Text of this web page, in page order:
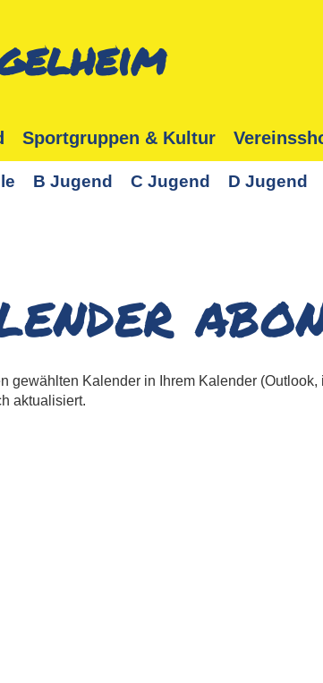
Sportgruppen & Kultur
B Jugend C Jugend D Jugend
gewählten Kalender in Ihrem Kalender
aktualisiert.